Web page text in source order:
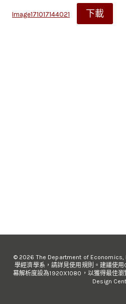
Image171017144021 下載
© 2026 The Department of Economics,
學經濟學系，請詳見使用規則。建議使
幕解析度設為1920X1080，以獲得最佳
Design